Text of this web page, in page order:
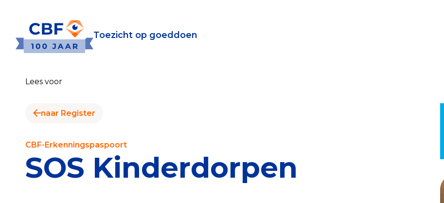
Toezicht op goeddoen
Toezicht op goeddoen
Publiek
Lees voor
naar Register
CBF-Erkenningspaspoort
SOS Kinderdorpen